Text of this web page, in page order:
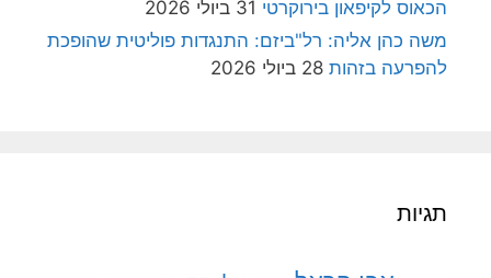
הכאוס לקיפאון בירוקרטי 31 ביולי 2026
משה כהן אליה: רל"ביזם: התנגדות פוליטית שהופכת
להפרעה בזהות 28 ביולי 2026
תגיות